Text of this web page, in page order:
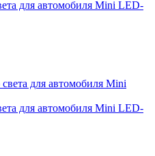
для автомобиля Mini LED-
для автомобиля Mini LED-